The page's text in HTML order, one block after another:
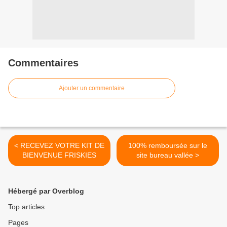
Commentaires
Ajouter un commentaire
< RECEVEZ VOTRE KIT DE
BIENVENUE FRISKIES
100% remboursée sur le
site bureau vallée >
Hébergé par Overblog
Top articles
Pages